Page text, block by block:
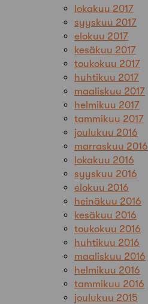
lokakuu 2017
syyskuu 2017
elokuu 2017
kesäkuu 2017
toukokuu 2017
huhtikuu 2017
maaliskuu 2017
helmikuu 2017
tammikuu 2017
joulukuu 2016
marraskuu 2016
lokakuu 2016
syyskuu 2016
elokuu 2016
heinäkuu 2016
kesäkuu 2016
toukokuu 2016
huhtikuu 2016
maaliskuu 2016
helmikuu 2016
tammikuu 2016
joulukuu 2015